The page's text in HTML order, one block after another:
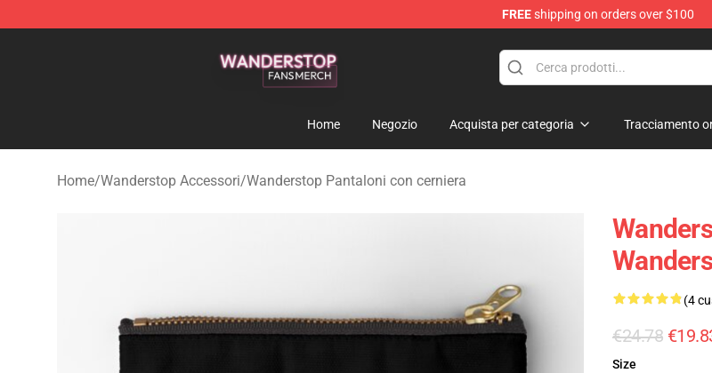
FREEshipping on orders over $100
Home Negozio Acquista per categoria Tracciamento
Home/Wanderstop Accessori/Wanderstop Pantaloni con cerniera
(4
€24.78
Size